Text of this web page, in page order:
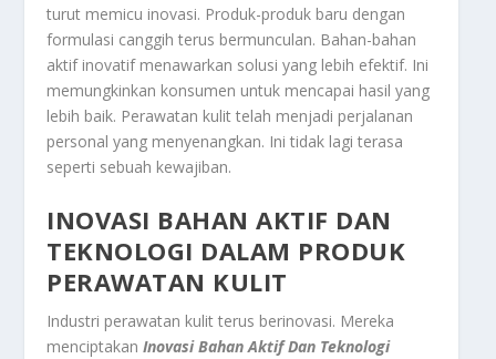
turut memicu inovasi. Produk-produk baru dengan
formulasi canggih terus bermunculan. Bahan-bahan
aktif inovatif menawarkan solusi yang lebih efektif. Ini
memungkinkan konsumen untuk mencapai hasil yang
lebih baik. Perawatan kulit telah menjadi perjalanan
personal yang menyenangkan. Ini tidak lagi terasa
seperti sebuah kewajiban.
INOVASI BAHAN AKTIF DAN
TEKNOLOGI DALAM PRODUK
PERAWATAN KULIT
Industri perawatan kulit terus berinovasi. Mereka
menciptakanInovasi Bahan Aktif Dan Teknologi